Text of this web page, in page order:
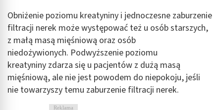
Obniżenie poziomu kreatyniny i jednoczesne zaburzenie
filtracji nerek może występować też u osób starszych,
z małą masą mięśniową oraz osób
niedożywionych. Podwyższenie poziomu
kreatyniny zdarza się u pacjentów z dużą masą
mięśniową, ale nie jest powodem do niepokoju, jeśli
nie towarzyszy temu zaburzenie filtracji nerek.
Reklama